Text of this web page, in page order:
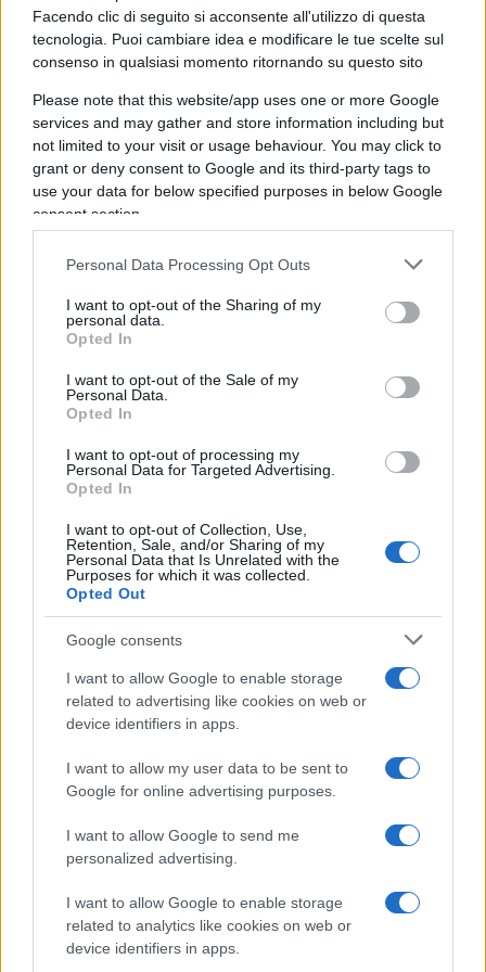
Facendo clic di seguito si acconsente all'utilizzo di questa
tecnologia. Puoi cambiare idea e modificare le tue scelte sul
consenso in qualsiasi momento ritornando su questo sito
Please note that this website/app uses one or more Google
services and may gather and store information including but
not limited to your visit or usage behaviour. You may click to
grant or deny consent to Google and its third-party tags to
use your data for below specified purposes in below Google
consent section.
Personal Data Processing Opt Outs
I want to opt-out of the Sharing of my
personal data.
Opted In
I want to opt-out of the Sale of my
Personal Data.
Opted In
I want to opt-out of processing my
Personal Data for Targeted Advertising.
Opted In
I want to opt-out of Collection, Use,
Retention, Sale, and/or Sharing of my
Personal Data that Is Unrelated with the
Purposes for which it was collected.
Opted Out
Google consents
I want to allow Google to enable storage
related to advertising like cookies on web or
device identifiers in apps.
I want to allow my user data to be sent to
Google for online advertising purposes.
I want to allow Google to send me
personalized advertising.
I want to allow Google to enable storage
related to analytics like cookies on web or
device identifiers in apps.
nel suo scenografico arrivederci, come leader non
solo dei 5 Stelle, che si ripromette di farne il
primo partito del futuro Parlamento, ma anche
della coalizione, battezzata come l’Alleanza per lo
sviluppo sostenibile.
Solo che i 5 Stelle trovano indigesto l’uomo delle
banche, opponendogli la strenua difesa dei punti
di cittadinanza; e i 5 Stelle e il Pd non digeriscono
affatto la coabitazione non tanto con Berlusconi,
riabilitato come grande statista, secondo una
tecnica meno cruenta di quella
compattato il centrosinistra – dove, però, evaso
Renzi, il centro dovrebbe essere rappresentato da
Tabacci non certo dai 5 Stelle – è un risultato
importante; ma il fatto è che iltrait-d’unionè stato
quello di un baluardo contro la schiuma dei
populisti, sovranisti, trumpiani, con una ben netta
delimitazione del perimetro di una maggioranza
democratica, costituzionale, europeista.
Ora che, invece, con la benedizione dello stesso
Mattarella, cui certo il Pd che lo ha espresso non
può dire di no, tutti vengono chiamati al
salvataggio della Repubblica, senza alcuna
distinzione fra santi e diavoli, dalle parti del
“maggioranza Ursula”, sperando che Salvini si
chiami fuori; e, comunque, dando per ovvio che a